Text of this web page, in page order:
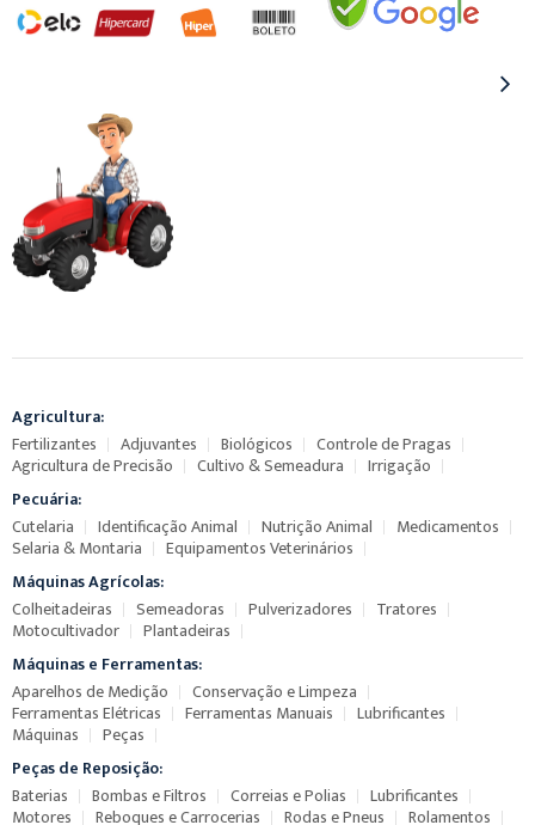
Agricultura:
Fertilizantes
Adjuvantes Biológicos Controle de Pragas
Agricultura de Precisão Cultivo & Semeadura
Irrigação
Pecuária:
Cutelaria
Identificação Animal Nutrição Animal Medicamentos
Selaria & Montaria
Equipamentos Veterinários
Máquinas Agrícolas:
Colheitadeiras
Semeadoras Pulverizadores Tratores
Motocultivador
Plantadeiras
Máquinas e Ferramentas:
Aparelhos de Medição
Conservação e Limpeza
Ferramentas Elétricas Ferramentas Manuais Lubrificantes
Máquinas
Peças
Peças de Reposição:
Baterias
Bombas e Filtros Correias e Polias Lubrificantes
Motores Reboques e Carrocerias Rodas e Pneus Rolamentos